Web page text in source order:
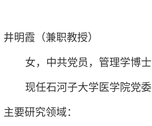
井明霞（兼职教授）
女，中共党员，管理学博士
现任石河子大学医学院党
主要研究领域：